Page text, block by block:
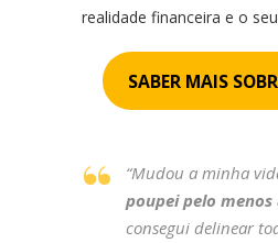
realidade financeira e o
SABER MAIS
“Mudou a minha
poupei pelo menos
consegui delinear